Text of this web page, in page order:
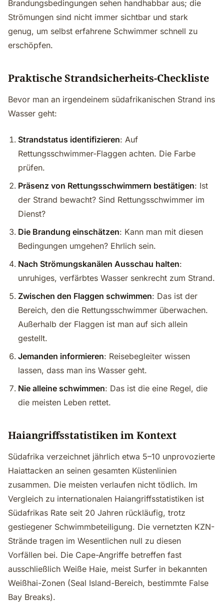
Brandungsbedingungen sehen handhabbar aus; die
Strömungen sind nicht immer sichtbar und stark
genug, um selbst erfahrene Schwimmer schnell zu
erschöpfen.
Praktische Strandsicherheits-Checkliste
Bevor man an irgendeinem südafrikanischen Strand ins
Wasser geht:
Strandstatus identifizieren: Auf
Rettungsschwimmer-Flaggen achten. Die Farbe
prüfen.
Präsenz von Rettungsschwimmern bestätigen: Ist
der Strand bewacht? Sind Rettungsschwimmer im
Dienst?
Die Brandung einschätzen: Kann man mit diesen
Bedingungen umgehen? Ehrlich sein.
Nach Strömungskanälen Ausschau halten:
unruhiges, verfärbtes Wasser senkrecht zum Strand.
Zwischen den Flaggen schwimmen: Das ist der
Bereich, den die Rettungsschwimmer überwachen.
Außerhalb der Flaggen ist man auf sich allein
gestellt.
Jemanden informieren: Reisebegleiter wissen
lassen, dass man ins Wasser geht.
Nie alleine schwimmen: Das ist die eine Regel, die
die meisten Leben rettet.
Haiangriffsstatistiken im Kontext
Südafrika verzeichnet jährlich etwa 5–10 unprovozierte
Haiattacken an seinen gesamten Küstenlinien
zusammen. Die meisten verlaufen nicht tödlich. Im
Vergleich zu internationalen Haiangriffsstatistiken ist
Südafrikas Rate seit 20 Jahren rückläufig, trotz
gestiegener Schwimmbeteiligung. Die vernetzten KZN-
Strände tragen im Wesentlichen null zu diesen
Vorfällen bei. Die Cape-Angriffe betreffen fast
ausschließlich Weiße Haie, meist Surfer in bekannten
Weißhai-Zonen (Seal Island-Bereich, bestimmte False
Bay Breaks).